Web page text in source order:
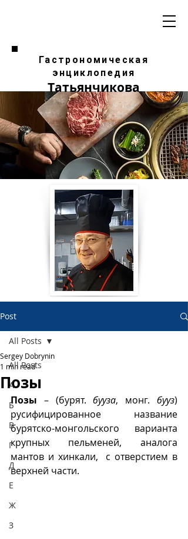
Гастрономическая
энциклопедия
Татьянчикова
Post
All Posts
А
Б
В
Г
Д
Е
Ж
З
All Posts
Позы
Sergey Dobrynin
1 min read
Позы – (бурят. бууза, монг. бууз)
русифицированное название
бурятско-монгольского варианта
крупных пельменей, аналога
мантов и хинкали,  с отверстием в
верхней части.